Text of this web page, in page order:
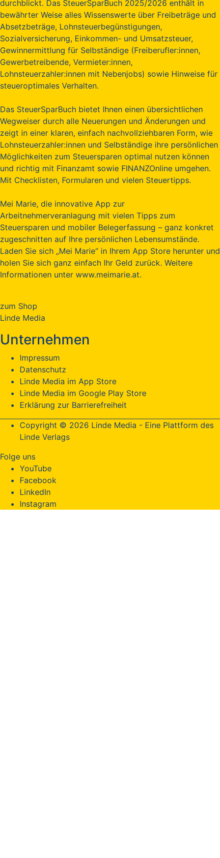
durchblickt. Das SteuerSparBuch 2025/2026 enthält in
bewährter Weise alles Wissenswerte über Freibeträge und
Absetzbeträge, Lohnsteuerbegünstigungen,
Sozialversicherung, Einkommen- und Umsatzsteuer,
Gewinnermittlung für Selbständige (Freiberufler:innen,
Gewerbetreibende, Vermieter:innen,
Lohnsteuerzahler:innen mit Nebenjobs) sowie Hinweise für
steueroptimales Verhalten.
Das SteuerSparBuch bietet Ihnen einen übersichtlichen
Wegweiser durch alle Neuerungen und Änderungen und
zeigt in einer klaren, einfach nachvollziehbaren Form, wie
Lohnsteuerzahler:innen und Selbständige ihre persönlichen
Möglichkeiten zum Steuersparen optimal nutzen können
und richtig mit Finanzamt sowie FINANZOnline umgehen.
Mit Checklisten, Formularen und vielen Steuertipps.
Mei Marie, die innovative App zur
Arbeitnehmerveranlagung mit vielen Tipps zum
Steuersparen und mobiler Belegerfassung – ganz konkret
zugeschnitten auf Ihre persönlichen Lebensumstände.
Laden Sie sich „Mei Marie“ in Ihrem App Store herunter und
holen Sie sich ganz einfach Ihr Geld zurück. Weitere
Informationen unter www.meimarie.at.
zum Shop
Linde Media
Unternehmen
Impressum
Datenschutz
Linde Media im App Store
Linde Media im Google Play Store
Erklärung zur Barrierefreiheit
Copyright © 2026 Linde Media - Eine Plattform des
Linde Verlags
Folge uns
YouTube
Facebook
LinkedIn
Instagram